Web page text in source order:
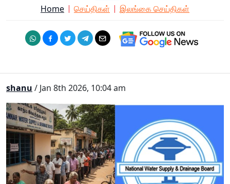
Home செய்திகள் இலங்கை செய்திகள்
shanu / Jan 8th 2026, 10:04 am